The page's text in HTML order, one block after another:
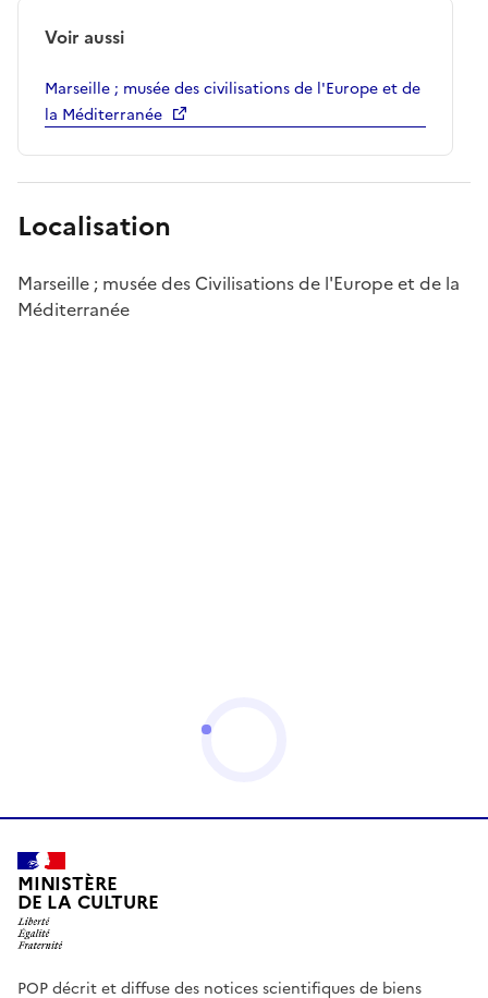
Voir aussi
Marseille ; musée des civilisations de l'Europe et de
la Méditerranée
Localisation
Marseille ; musée des Civilisations de l'Europe et de la
Méditerranée
MINISTÈRE
DE LA CULTURE
POP décrit et diffuse des notices scientifiques de biens